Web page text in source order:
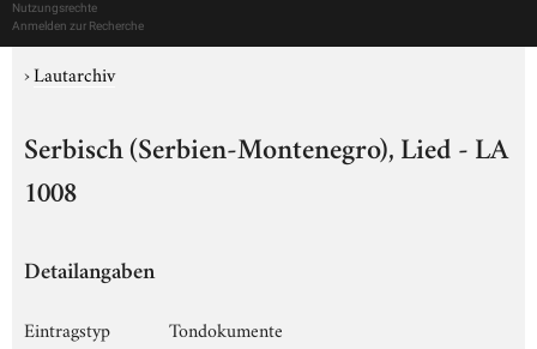
Nutzungsrechte
Anmelden zur Recherche
›Lautarchiv
Serbisch (Serbien-Montenegro), Lied - LA
1008
Detailangaben
Eintragstyp
Tondokumente